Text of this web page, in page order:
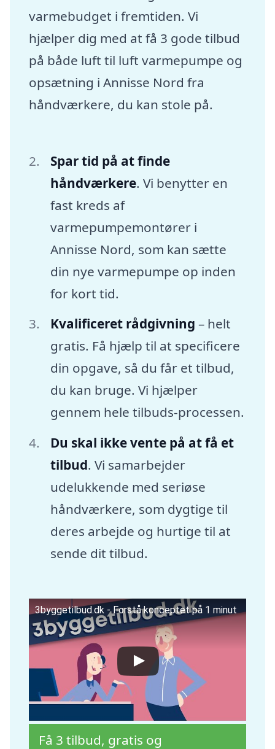
varmebudget i fremtiden. Vi
hjælper dig med at få 3 gode tilbud
på både luft til luft varmepumpe og
opsætning i Annisse Nord fra
håndværkere, du kan stole på.
Spar tid på at finde
håndværkere. Vi benytter en
fast kreds af
varmepumpemontører i
Annisse Nord, som kan sætte
din nye varmepumpe op inden
for kort tid.
Kvalificeret rådgivning – helt
gratis. Få hjælp til at specificere
din opgave, så du får et tilbud,
du kan bruge. Vi hjælper
gennem hele tilbuds-processen.
Du skal ikke vente på at få et
tilbud. Vi samarbejder
udelukkende med seriøse
håndværkere, som dygtige til
deres arbejde og hurtige til at
sende dit tilbud.
3byggetilbud.dk - Forstå konceptet på 1 minut
Få 3 tilbud, gratis og